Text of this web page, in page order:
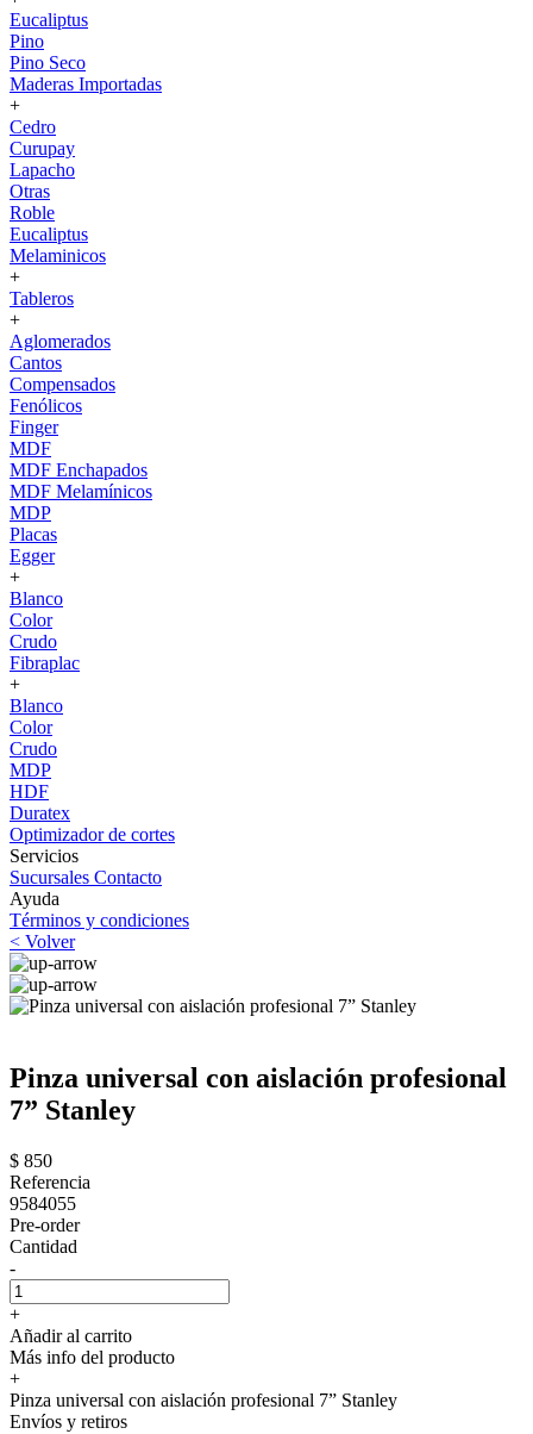
Eucaliptus
Pino
Pino Seco
Maderas Importadas
+
Cedro
Curupay
Lapacho
Otras
Roble
Eucaliptus
Melaminicos
+
Tableros
+
Aglomerados
Cantos
Compensados
Fenólicos
Finger
MDF
MDF Enchapados
MDF Melamínicos
MDP
Placas
Egger
+
Blanco
Color
Crudo
Fibraplac
+
Blanco
Color
Crudo
MDP
HDF
Duratex
Optimizador de cortes
Servicios
Sucursales Contacto
Ayuda
Términos y condiciones
< Volver
Pinza universal con aislación profesional
7” Stanley
$ 850
Referencia
9584055
Pre-order
Cantidad
-
+
Añadir al carrito
Más info del producto
+
Pinza universal con aislación profesional 7” Stanley
Envíos y retiros